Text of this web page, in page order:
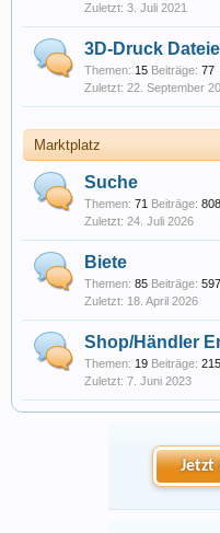
3. Juli 2021
3D-Druck
Themen: 15 Beiträge: 77
22. September
Marktplatz
Suche
Themen: 71 Beiträge: 808
24. Juli 2026
Biete
Themen: 85 Beiträge: 597
18. April 2026
Shop/Händler
Themen: 19 Beiträge: 215
7. Juni 2023
Jetzt